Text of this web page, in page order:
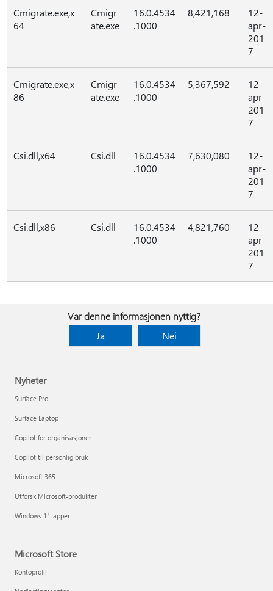
Cmigrate.exe,x
64
Cmigr
ate.exe
16.0.4534
.1000
8,421,168
12-
apr-
201
7
Cmigrate.exe,x
86
Cmigr
ate.exe
16.0.4534
.1000
5,367,592
12-
apr-
201
7
Csi.dll,x64 Csi.dll
16.0.4534
.1000
7,630,080
12-
apr-
201
7
Csi.dll,x86 Csi.dll
16.0.4534
.1000
4,821,760
12-
apr-
201
7
Var denne informasjonen nyttig?
Ja
Nei
Nyheter
Surface Pro
Surface Laptop
Copilot for organisasjoner
Copilot til personlig bruk
Microsoft 365
Utforsk Microsoft-produkter
Windows 11-apper
Microsoft Store
Kontoprofil